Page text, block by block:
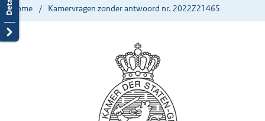
Home Kamervragen zonder antwoord nr. 2022Z21465